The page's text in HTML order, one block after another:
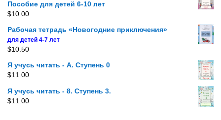
Пособие для детей 6-10 лет
$10.00
Рабочая тетрадь «Новогодние приключения»
для детей 4-7 лет
$10.50
Я учусь читать - A. Ступень 0
$11.00
Я учусь читать - 8. Ступень 3.
$11.00